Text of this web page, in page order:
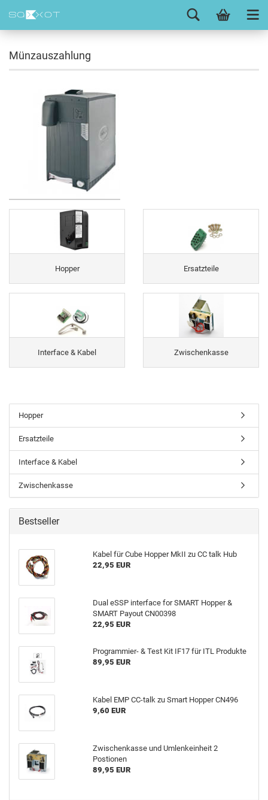
Münzauszahlung
Hopper Ersatzteile
Interface & Kabel Zwischenkasse
Hopper
Ersatzteile
Interface & Kabel
Zwischenkasse
Bestseller
Kabel für Cube Hopper MkII zu CC talk Hub
22,95 EUR
Dual eSSP interface for SMART Hopper &
SMART Payout CN00398
22,95 EUR
Programmier- & Test Kit IF17 für ITL Produkte
89,95 EUR
Kabel EMP CC-talk zu Smart Hopper CN496
9,60 EUR
Zwischenkasse und Umlenkeinheit 2
Postionen
89,95 EUR